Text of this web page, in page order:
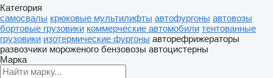
Категория
самосвалы крюковые мультилифты автофургоны автовозы
бортовые грузовики коммерческие автомобили тентованные
грузовики изотермические фургоны авторефрижераторы
развозчики мороженого бензовозы автоцистерны
Марка